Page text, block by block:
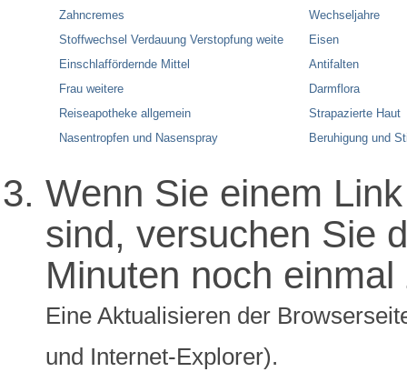
Zahncremes
Stoffwechsel Verdauung Verstopfung weite
Einschlaffördernde Mittel
Frau weitere
Reiseapotheke allgemein
Nasentropfen und Nasenspray
Wechseljahre
Eisen
Antifalten
Darmflora
Strapazierte Haut
Beruhigung und
Wenn Sie einem
sind, versuchen Sie
Minuten noch
Eine Aktualisieren der
und Internet-Explorer).